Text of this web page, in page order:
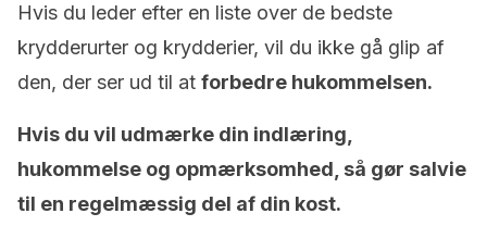
Hvis du leder efter en liste over de bedste
krydderurter og krydderier, vil du ikke gå glip af
den, der ser ud til at forbedre hukommelsen.
Hvis du vil udmærke din indlæring,
hukommelse og opmærksomhed, så gør salvie
til en regelmæssig del af din kost.